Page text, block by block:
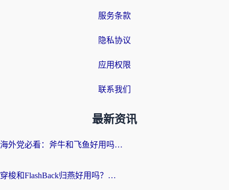
服务条款
隐私协议
应用权限
联系我们
最新资讯
海外党必看：斧牛和飞鱼好用吗？3步选对回国加速器，无缝刷剧玩国服
穿梭和FlashBack归燕好用吗？海外党亲测3款热门回国加速器，教你选对不踩坑